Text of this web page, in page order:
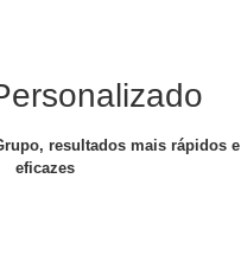
resultados mais rápidos e
eficazes